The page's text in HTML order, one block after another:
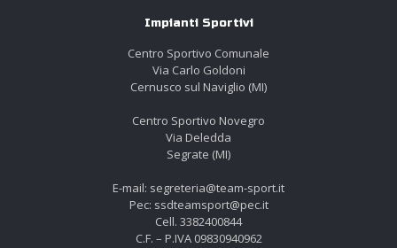
Impianti Sportivi
Centro Sportivo Comunale
Via Carlo Goldoni
Cernusco sul Naviglio (MI)
Centro Sportivo Novegro
Via Deledda
Segrate (MI)
E-mail: segreteria@team-sport.it
Pec: ssdteamsport@pec.it
Cell. 3382400844
C.F. – P.IVA 09830940962